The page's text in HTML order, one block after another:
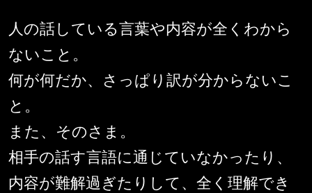
人の話している言葉や内容が全くわから
ないこと。
何が何だか、さっぱり訳が分からないこ
と。
また、そのさま。
相手の話す言語に通じていなかったり、
内容が難解過ぎたりして、全く理解でき